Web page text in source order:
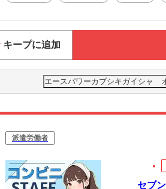
キープに追加
エースパワーカブシキガイシャ
派遣労働者
セブ